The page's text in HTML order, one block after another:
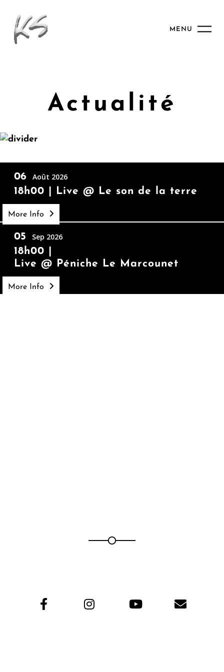
MENU
Actualité
06 Août 2026
18h00 Live @ Le son de la terre
More Info
05 Sep 2026
18h00
Live @ Péniche Le Marcounet
More Info